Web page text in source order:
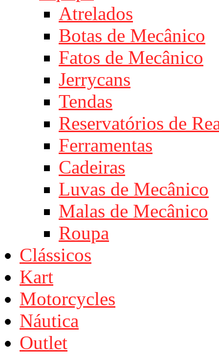
Atrelados
Botas de Mecânico
Fatos de Mecânico
Jerrycans
Tendas
Reservatórios de
Ferramentas
Cadeiras
Luvas de Mecânico
Malas de Mecânico
Roupa
Clássicos
Kart
Motorcycles
Náutica
Outlet